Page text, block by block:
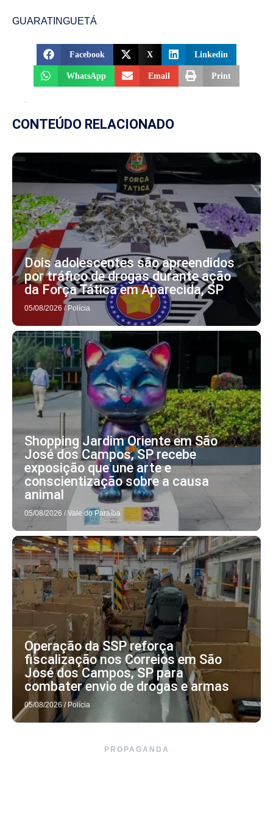
GUARATINGUETÁ
Facebook X Linkedin
WhatsApp Email Print
CONTEÚDO RELACIONADO
Dois adolescentes são apreendidos
por tráfico de drogas durante ação
da Força Tática em Aparecida, SP
05/08/2026 / Polícia
Shopping Jardim Oriente em São
José dos Campos, SP recebe
exposição que une arte e
conscientização sobre a causa
animal
05/08/2026 / Vale do Paraíba
Operação da SSP reforça
fiscalização nos Correios em São
José dos Campos, SP para
combater envio de drogas e armas
05/08/2026 / Polícia
PROPAGANDA